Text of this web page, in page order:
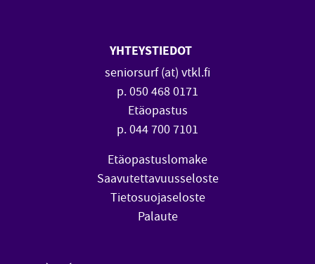
YHTEYSTIEDOT
seniorsurf (at) vtkl.fi
p. 050 468 0171
Etäopastus
p. 044 700 7101
Etäopastuslomake
Saavutettavuusseloste
Tietosuojaseloste
Palaute